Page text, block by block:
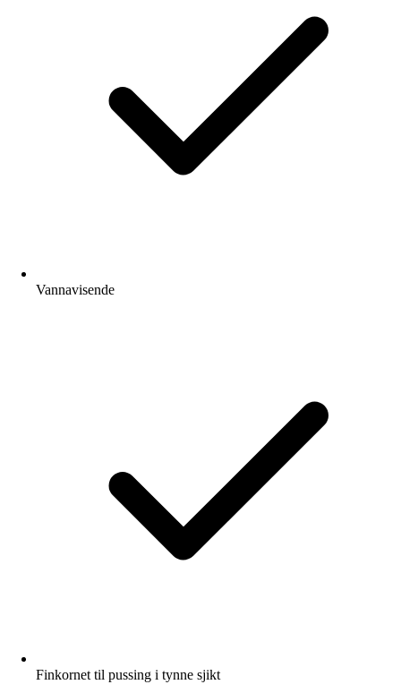
Vannavisende
Finkornet til pussing i tynne sjikt